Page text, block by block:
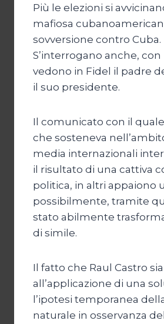
Più le elezioni si
mafiosa
sovversione contro Cuba.
S’interrogano anche,
vedono in Fidel il padre
il suo presidente.
Il comunicato con il
che sosteneva
media internazionali
il risultato di una cattiva
politica, in altri appaiono
possibilmente, tramite
stato abilmente
di simile.
Il fatto che Raul Castro
all’applicazione di una
l’ipotesi temporanea
naturale in osservanza